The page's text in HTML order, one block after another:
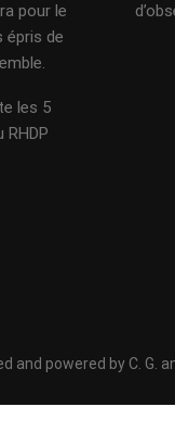
pour le
épris de
les 5
and powered by C. G.